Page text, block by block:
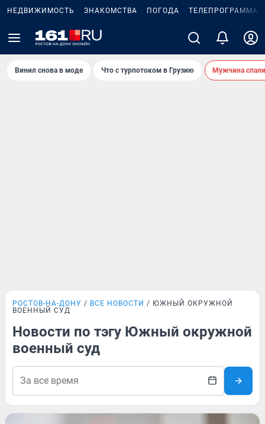
НЕДВИЖИМОСТЬ ЗНАКОМСТВА ПОГОДА ТЕЛЕПРОГРАММА
Винил снова в моде Что с турпотоком в Грузию Мужчина
РОСТОВ-НА-ДОНУ ВСЕ НОВОСТИ
ЮЖНЫЙ ОКРУЖНОЙ
ВОЕННЫЙ СУД
Новости по тэгу Южный окружной
военный суд